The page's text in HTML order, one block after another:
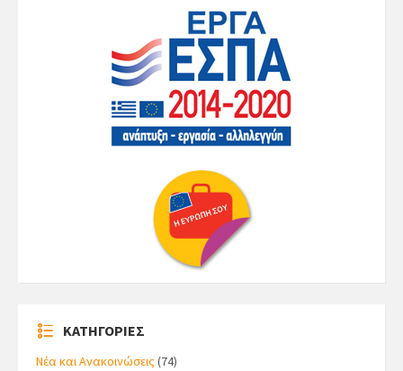
ΚΑΤΗΓΟΡΙΕΣ
Νέα και Ανακοινώσεις(74)